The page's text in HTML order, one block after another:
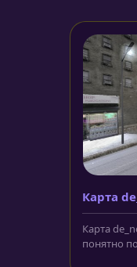
Карта
Карта
понятно